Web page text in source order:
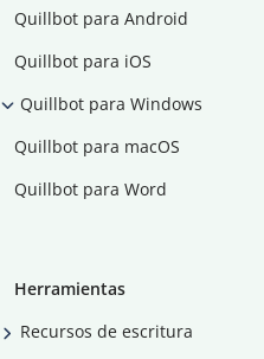
Quillbot para Android
Quillbot para iOS
Quillbot para Windows
Quillbot para macOS
Quillbot para Word
Herramientas
Recursos de escritura